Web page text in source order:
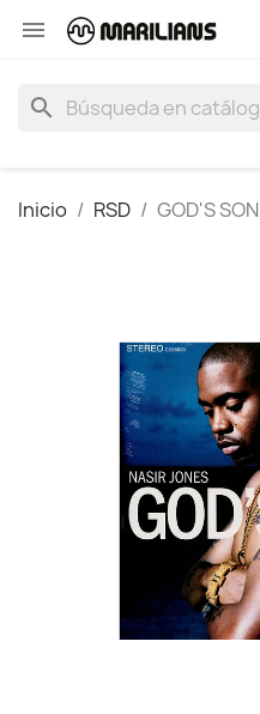

search
Inicio RSD GOD'S SON